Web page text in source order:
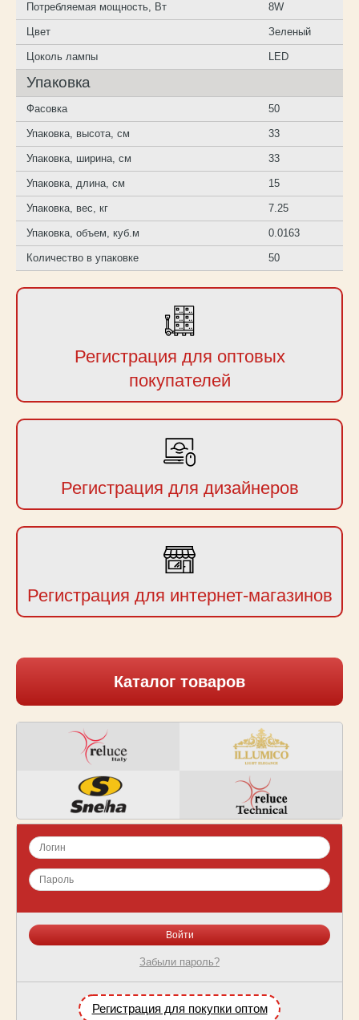
Потребляемая мощность, Вт 8W
Цвет Зеленый
Цоколь лампы LED
Упаковка
Фасовка 50
Упаковка, высота, см 33
Упаковка, ширина, см 33
Упаковка, длина, см 15
Упаковка, вес, кг 7.25
Упаковка, объем, куб.м 0.0163
Количество в упаковке 50
Регистрация для оптовых
покупателей
Регистрация для дизайнеров
Регистрация для интернет-магазинов
Каталог товаров
Забыли пароль?
Регистрация для покупки оптом